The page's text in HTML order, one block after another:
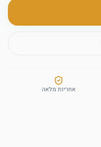
אחריות מלאה